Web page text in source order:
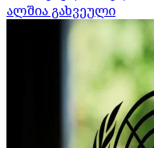
ალშია გახვეული